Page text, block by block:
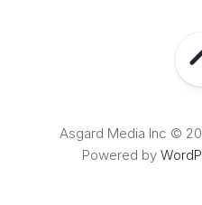
Asgard Media Inc ©
Powered by